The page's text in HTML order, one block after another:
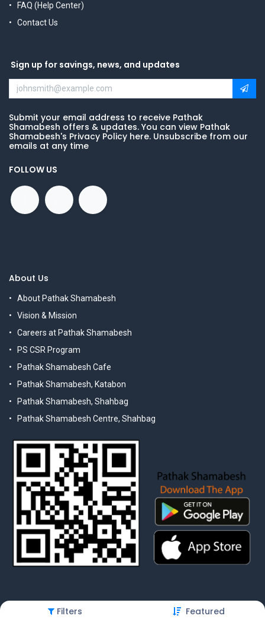
Filters Featured
FAQ (Help Center)
Contact Us
Sign up for savings, news, and updates
Submit your email address to receive Pathak
Shamabesh offers & updates. You can view Pathak
Shamabesh's Privacy Policy here. Unsubscribe from our
emails at any time
FOLLOW US
About Us
About Pathak Shamabesh
Vision & Mission
Careers at Pathak Shamabesh
PS CSR Program
Pathak Shamabesh Cafe
Pathak Shamabesh, Katabon
Pathak Shamabesh, Shahbag
Pathak Shamabesh Centre, Shahbag
© 2025 Pathak Shamabesh. Developed by Metamorphosis Ltd. |